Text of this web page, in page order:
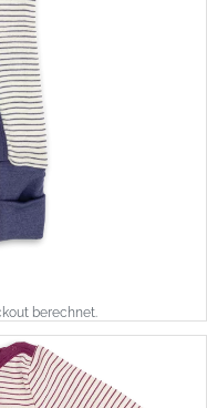
berechnet.